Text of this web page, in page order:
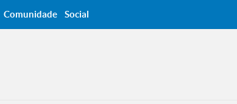
Comunidade Social